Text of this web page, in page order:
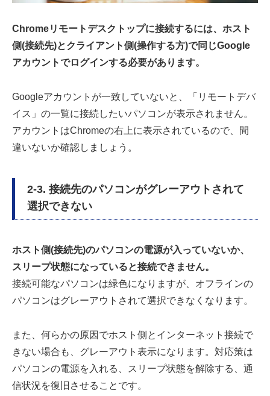
Chromeリモートデスクトップに接続するには、ホスト
側(接続先)とクライアント側(操作する方)で同じGoogle
アカウントでログインする必要があります。
Googleアカウントが一致していないと、「リモートデバ
イス」の一覧に接続したいパソコンが表示されません。
アカウントはChromeの右上に表示されているので、間
違いないか確認しましょう。
2-3. 接続先のパソコンがグレーアウトされて
選択できない
ホスト側(接続先)のパソコンの電源が入っていないか、
スリープ状態になっていると接続できません。
接続可能なパソコンは緑色になりますが、オフラインの
パソコンはグレーアウトされて選択できなくなります。
また、何らかの原因でホスト側とインターネット接続で
きない場合も、グレーアウト表示になります。対応策は
パソコンの電源を入れる、スリープ状態を解除する、通
信状況を復旧させることです。